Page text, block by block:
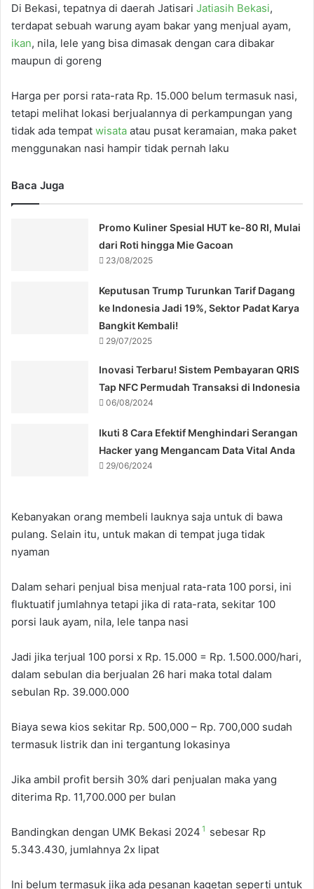
Di Bekasi, tepatnya di daerah Jatisari Jatiasih Bekasi,
terdapat sebuah warung ayam bakar yang menjual ayam,
ikan, nila, lele yang bisa dimasak dengan cara dibakar
maupun di goreng
Harga per porsi rata-rata Rp. 15.000 belum termasuk nasi,
tetapi melihat lokasi berjualannya di perkampungan yang
tidak ada tempat wisata atau pusat keramaian, maka paket
menggunakan nasi hampir tidak pernah laku
Baca Juga
Promo Kuliner Spesial HUT ke-80 RI, Mulai
dari Roti hingga Mie Gacoan
23/08/2025
Keputusan Trump Turunkan Tarif Dagang
ke Indonesia Jadi 19%, Sektor Padat Karya
Bangkit Kembali!
29/07/2025
Inovasi Terbaru! Sistem Pembayaran QRIS
Tap NFC Permudah Transaksi di Indonesia
06/08/2024
Ikuti 8 Cara Efektif Menghindari Serangan
Hacker yang Mengancam Data Vital Anda
29/06/2024
Kebanyakan orang membeli lauknya saja untuk di bawa
pulang. Selain itu, untuk makan di tempat juga tidak
nyaman
Dalam sehari penjual bisa menjual rata-rata 100 porsi, ini
fluktuatif jumlahnya tetapi jika di rata-rata, sekitar 100
porsi lauk ayam, nila, lele tanpa nasi
Jadi jika terjual 100 porsi x Rp. 15.000 = Rp. 1.500.000/hari,
dalam sebulan dia berjualan 26 hari maka total dalam
sebulan Rp. 39.000.000
Biaya sewa kios sekitar Rp. 500,000 – Rp. 700,000 sudah
termasuk listrik dan ini tergantung lokasinya
Jika ambil profit bersih 30% dari penjualan maka yang
diterima Rp. 11,700.000 per bulan
Bandingkan dengan UMK Bekasi 2024 1 sebesar Rp
5.343.430, jumlahnya 2x lipat
Ini belum termasuk jika ada pesanan kagetan seperti untuk